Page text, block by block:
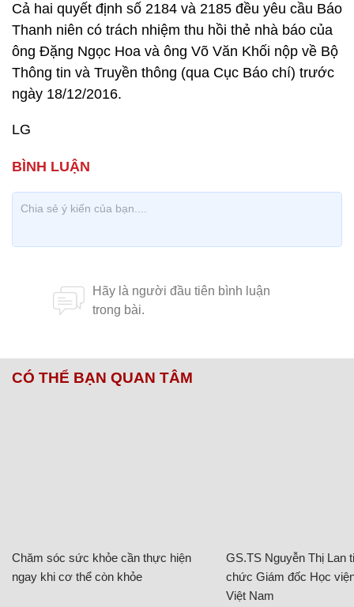
Cả hai quyết định số 2184 và 2185 đều yêu cầu Báo
Thanh niên có trách nhiệm thu hồi thẻ nhà báo của
ông Đặng Ngọc Hoa và ông Võ Văn Khối nộp về Bộ
Thông tin và Truyền thông (qua Cục Báo chí) trước
ngày 18/12/2016.
LG
CÓ THỂ BẠN QUAN TÂM
Chăm sóc sức khỏe cần thực hiện
ngay khi cơ thể còn khỏe
GS.TS Nguyễn Thị Lan
chức Giám đốc Học
Việt Nam